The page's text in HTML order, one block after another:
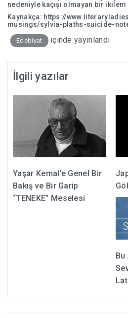
nedeniyle kaçışı olmayan bir
Kaynakça: https://
musings/sylvia-plaths-suicide-
Edebiyat içinde yayınlandı
İlgili yazılar
Yaşar Kemal’e Genel Bir
Bakış ve Bir Garip
“TENEKE” Meselesi
Bu